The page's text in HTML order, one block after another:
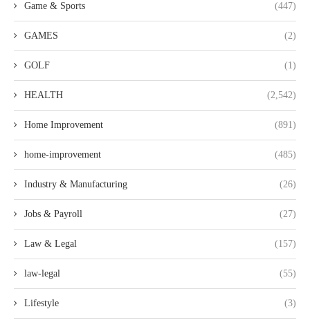
Game & Sports (447)
GAMES (2)
GOLF (1)
HEALTH (2,542)
Home Improvement (891)
home-improvement (485)
Industry & Manufacturing (26)
Jobs & Payroll (27)
Law & Legal (157)
law-legal (55)
Lifestyle (3)